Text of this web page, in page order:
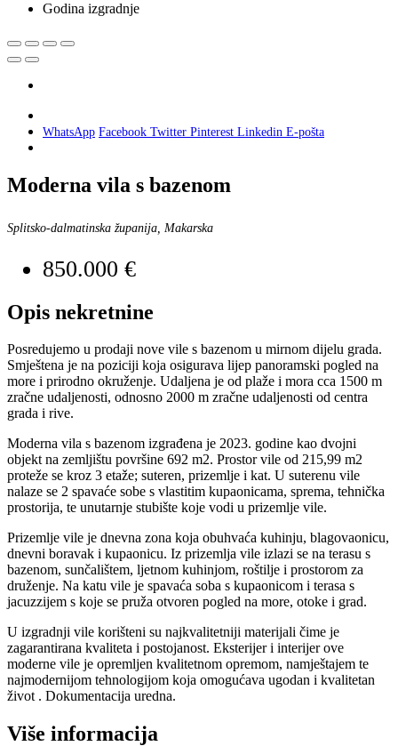
Godina izgradnje
WhatsApp Facebook Twitter Pinterest Linkedin E-pošta
Moderna vila s bazenom
Splitsko-dalmatinska županija, Makarska
850.000 €
Opis nekretnine
Posredujemo u prodaji nove vile s bazenom u mirnom dijelu grada.
Smještena je na poziciji koja osigurava lijep panoramski pogled na
more i prirodno okruženje. Udaljena je od plaže i mora cca 1500 m
zračne udaljenosti, odnosno 2000 m zračne udaljenosti od centra
grada i rive.
Moderna vila s bazenom izgrađena je 2023. godine kao dvojni
objekt na zemljištu površine 692 m2. Prostor vile od 215,99 m2
proteže se kroz 3 etaže; suteren, prizemlje i kat. U suterenu vile
nalaze se 2 spavaće sobe s vlastitim kupaonicama, sprema, tehnička
prostorija, te unutarnje stubište koje vodi u prizemlje vile.
Prizemlje vile je dnevna zona koja obuhvaća kuhinju, blagovaonicu,
dnevni boravak i kupaonicu. Iz prizemlja vile izlazi se na terasu s
bazenom, sunčalištem, ljetnom kuhinjom, roštilje i prostorom za
druženje. Na katu vile je spavaća soba s kupaonicom i terasa s
jacuzzijem s koje se pruža otvoren pogled na more, otoke i grad.
U izgradnji vile korišteni su najkvalitetniji materijali čime je
zagarantirana kvaliteta i postojanost. Eksterijer i interijer ove
moderne vile je opremljen kvalitetnom opremom, namještajem te
najmodernijom tehnologijom koja omogućava ugodan i kvalitetan
život . Dokumentacija uredna.
Više informacija